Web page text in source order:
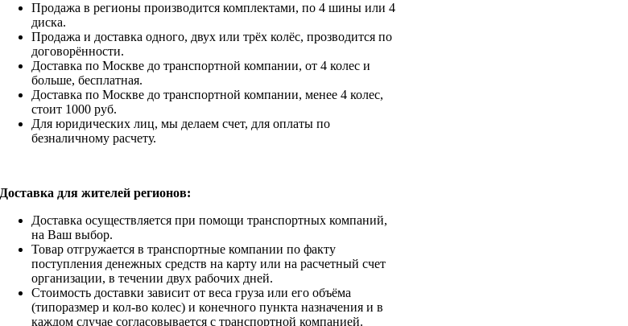
Продажа в регионы производится комплектами, по 4 шины или 4
диска.
Продажа и доставка одного, двух или трёх колёс, прозводится по
договорённости.
Доставка по Москве до транспортной компании, от 4 колес и
больше, бесплатная.
Доставка по Москве до транспортной компании, менее 4 колес,
стоит 1000 руб.
Для юридических лиц, мы делаем счет, для оплаты по
безналичному расчету.
Доставка для жителей регионов:
Доставка осуществляется при помощи транспортных компаний,
на Ваш выбор.
Товар отгружается в транспортные компании по факту
поступления денежных средств на карту или на расчетный счет
организации, в течении двух рабочих дней.
Стоимость доставки зависит от веса груза или его объёма
(типоразмер и кол-во колес) и конечного пункта назначения и в
каждом случае согласовывается с транспортной компанией.